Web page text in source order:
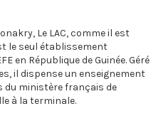
Le LAC, comme il est
le seul établissement
en République de Guinée. Géré
il dispense un enseignement
ministère français de
à la terminale.